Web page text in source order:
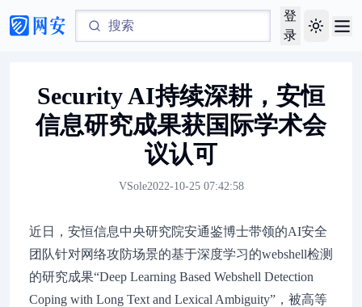
登
录
Toggle
Security AI持续深耕，安恒
信息研究成果获国际学术会
议认可
VSole2022-10-25 07:42:58
近日，安恒信息中央研究院安通鉴博士带领的AI安全
团队针对网络攻防场景的基于深度学习的webshell检测
的研究成果“Deep Learning Based Webshell Detection
Coping with Long Text and Lexical Ambiguity”，被高等